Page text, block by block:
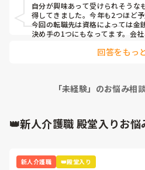
自分が興味あって受けられそうな
得してきました。今年も2つほど予
今回の転職先は資格によっては金
決め手の1つにもなってます。会
回答をもっ
「未経験」のお悩み相
👑新人介護職 殿堂入りお悩
新人介護職 👑殿堂入り